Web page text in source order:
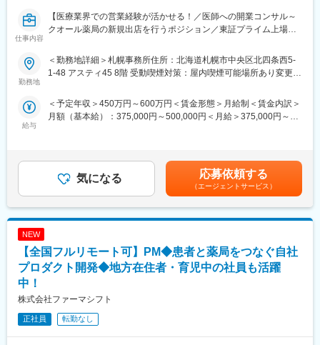
変更の範囲：会社の定める業務
■キャリアパス
マネジメント業務へのステップアップやスペシャリストとして業
務を極める等、ご志向に合わせて選択可能です。
■ポジションの魅力
業務に関係する技術書籍の購入や研修参加費などは会社が費用負
ます。
ラとして地域住民の健康を支えるトータルサービス事業を展開し
ています。地域に根差した医療サービスの提供を目指し、医薬連
携による細やかな医療・サービスの提供を行っております。
件数は47都道府県で約11,678件（2025年11月末）を全国各地で
■働きやすい環境
・残業は月平均15時間程度です。ワークライフバランスを重視可
・リモートワークも業務に応じて可能です。効率のいい働き方を
実現できます。
・産休・育休取得後の復帰率も約98％など、高い定着率で長期的
仕事内容
【医療業界での営業経験が活かせる！／医師への開業コンサル～
クオール薬局の新規出店を行うポジション／東証プライム上場・
【職務内容】
開する当社の新規事業開発を担うポジションです。
※ドクターとの折衝が重要となるポジションです。
り、今回のポジションでは、ドクターへの開業支援のみならず、
医療機関出店物件情報の収集、薬局出店場所確保、賃貸借契約、
出店準備等の不動産関連業務をメインにお任せいたします。
※未経験の業務については現場OJTにて指導いたします。
中長期的には異業種協業を含めた次世代薬局の開発、既存店営業
支援などの業務を関係各部門と連携して全体を統括しつつ、事業
全体を推進していただくことを期待しています。
【働き方】
・月残業10時間程で定時退社のスタッフも多数
・年休122日、土日祝でワークライフバランスを整えられる環境
・担当エリアが決まっており、他社と比べて出張頻度も低く、ド
勤務地
＜勤務地詳細＞札幌事務所住所：北海道札幌市中央区北四条西5-
1-48 アスティ45 8階 受動喫煙対策：屋内喫煙可能場所あり変更の
給与
＜予定年収＞450万円～600万円＜賃金形態＞月給制＜賃金内訳＞
月額（基本給）：375,000円～500,000円＜月給＞375,000円～
固定手当を含めた表記です。
気になる 応募依頼する
（エージェントサービス）
NEW
【全国フルリモート可】PM◆患者と薬局をつなぐ自社
プロダクト開発◆地方在住者・育児中の社員も活躍
中！
株式会社ファーマシフト
正社員 転勤なし